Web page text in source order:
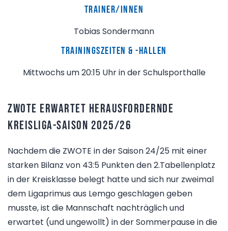
Trainer/Innen
Tobias Sondermann
Trainingszeiten & -hallen
Mittwochs um 20:15 Uhr in der Schulsporthalle
ZWOTE erwartet herausfordernde
Kreisliga-Saison 2025/26
Nachdem die ZWOTE in der Saison 24/25 mit einer
starken Bilanz von 43:5 Punkten den 2.Tabellenplatz
in der Kreisklasse belegt hatte und sich nur zweimal
dem Ligaprimus aus Lemgo geschlagen geben
musste, ist die Mannschaft nachträglich und
erwartet (und ungewollt) in der Sommerpause in die